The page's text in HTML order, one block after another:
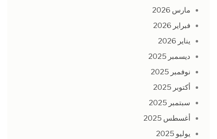
مارس 2026
فبراير 2026
يناير 2026
ديسمبر 2025
نوفمبر 2025
أكتوبر 2025
سبتمبر 2025
أغسطس 2025
يوليو 2025